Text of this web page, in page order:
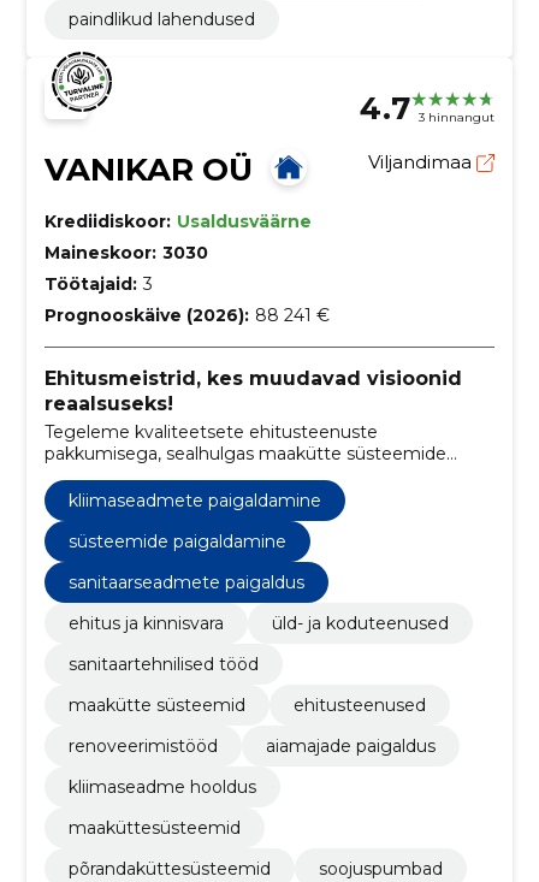
paindlikud lahendused
4.7 3 hinnangut
VANIKAR OÜ Viljandimaa
Krediidiskoor: Usaldusväärne
Maineskoor: 3030
Töötajaid: 3
Prognooskäive (2026): 88 241 €
Ehitusmeistrid, kes muudavad visioonid
reaalsuseks!
Tegeleme kvaliteetsete ehitusteenuste
pakkumisega, sealhulgas maakütte süsteemide
paigaldamine, kliimaseadmete paigaldamine,
sanitaartehnilised tööd, aiamajade paigaldus ja
renoveerimistööd.
kliimaseadmete paigaldamine
süsteemide paigaldamine
sanitaarseadmete paigaldus
ehitus ja kinnisvara
üld- ja koduteenused
sanitaartehnilised tööd
maakütte süsteemid
ehitusteenused
renoveerimistööd
aiamajade paigaldus
kliimaseadme hooldus
maaküttesüsteemid
põrandaküttesüsteemid
soojuspumbad